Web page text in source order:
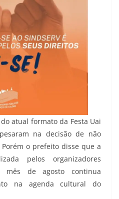
atual formato da Festa Uai
na decisão de não
o prefeito disse que a
pelos organizadores
de agosto continua
na agenda cultural do